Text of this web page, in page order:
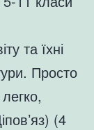
та їхні
Просто
(4